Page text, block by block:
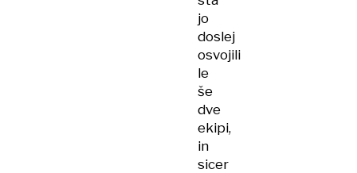
jo
doslej
osvojili
le
še
dve
ekipi,
in
sicer